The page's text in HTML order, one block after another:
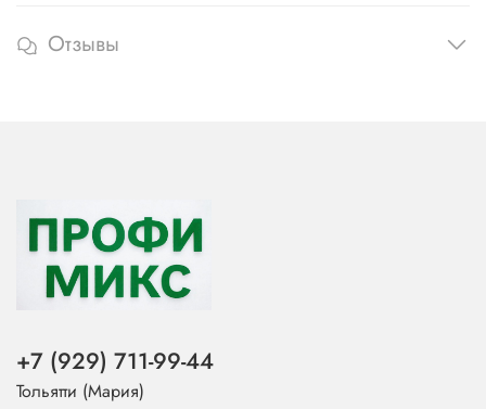
Отзывы
+7 (929) 711-99-44
Тольятти (Мария)